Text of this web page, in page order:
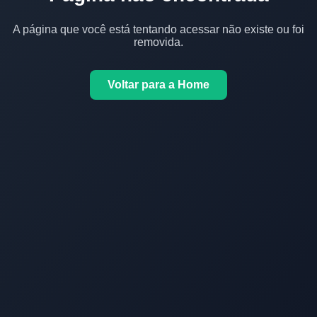
A página que você está tentando acessar não existe ou foi
removida.
Voltar para a Home